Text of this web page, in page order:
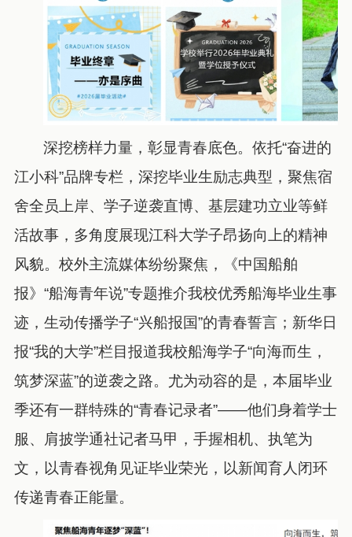
深挖榜样力量，彰显青春底色。依托“奋进的
江小科”品牌专栏，深挖毕业生励志典型，聚焦宿
舍全员上岸、学子逆袭直博、基层建功立业等鲜
活故事，多角度展现江科大学子昂扬向上的精神
风貌。校外主流媒体纷纷聚焦，《中国船舶
报》“船海青年说”专题推介我校优秀船海毕业生事
迹，生动传播学子“兴船报国”的青春誓言；新华日
报“我的大学”栏目报道我校船海学子“向海而生，
筑梦深蓝”的逆袭之路。尤为动容的是，本届毕业
季还有一群特殊的“青春记录者”——他们身着学士
服、肩披学通社记者马甲，手握相机、执笔为
文，以青春视角见证毕业荣光，以新闻育人闭环
传递青春正能量。